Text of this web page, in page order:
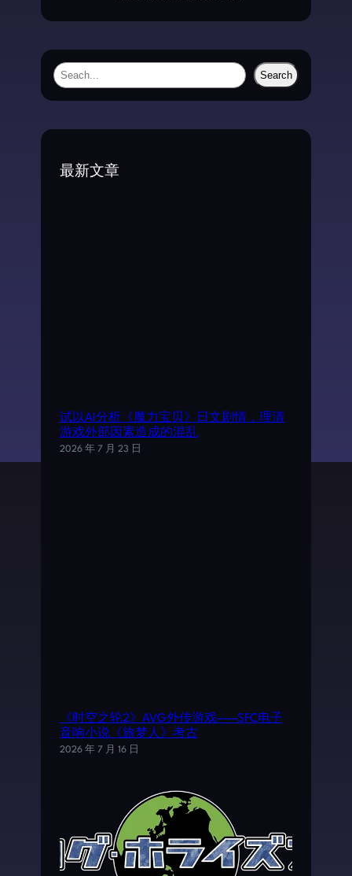
S
Search
最新文章
试以AI分析《魔力宝贝》日文剧情，理清
游戏外部因素造成的混乱
2026 年 7 月 23 日
《时空之轮2》AVG外传游戏——SFC电子
音响小说《旅梦人》考古
2026 年 7 月 16 日